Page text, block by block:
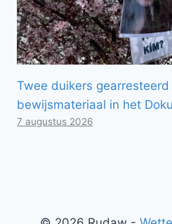
Twee duikers
bewijsmateriaal in het
7 augustus 2026